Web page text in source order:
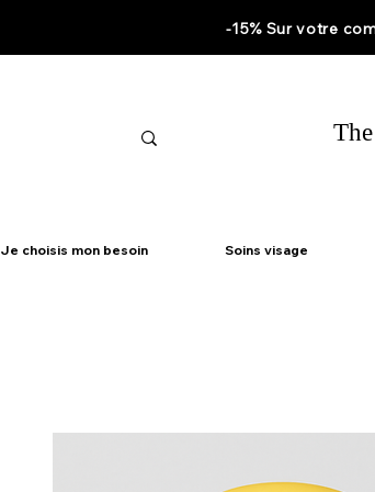
-15% Sur votre
Je choisis mon besoin Soins visage